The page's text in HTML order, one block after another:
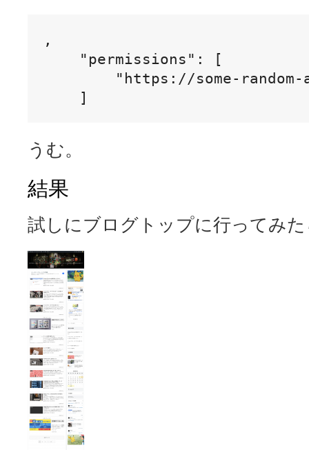
,
    "permissions": [
"https://some-random-
    ]
うむ。
結果
試しにブログトップに行ってみ